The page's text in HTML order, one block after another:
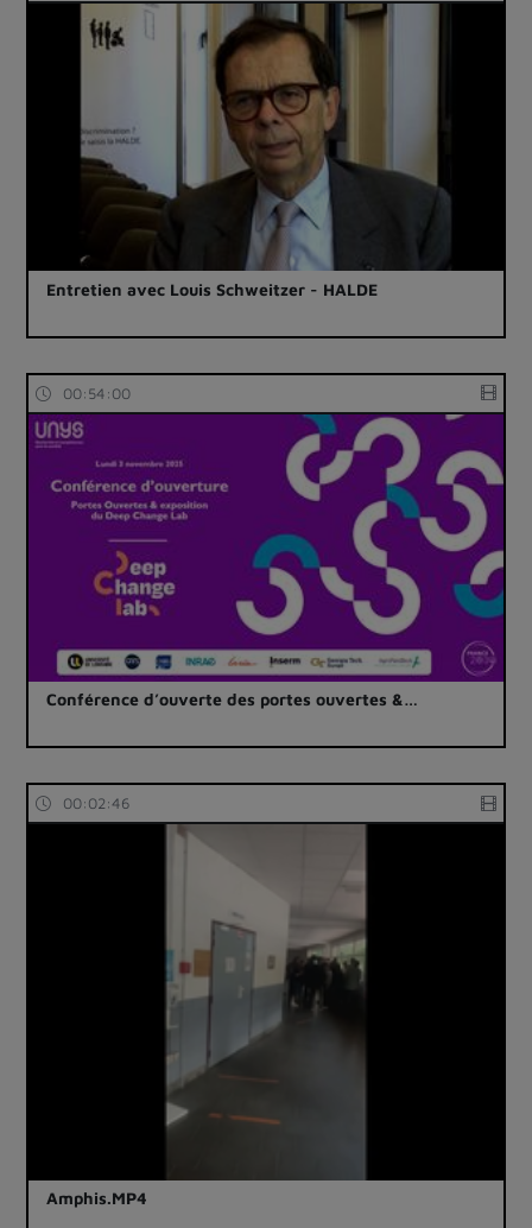
Entretien avec Louis Schweitzer - HALDE
00:54:00
Conférence d’ouverte des portes ouvertes &…
00:02:46
Amphis.MP4